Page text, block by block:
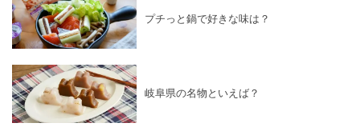
プチっと鍋で好きな味は？
岐阜県の名物といえば？